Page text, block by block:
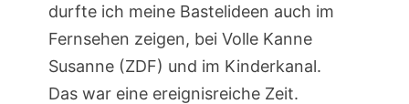
durfte ich meine Bastelideen auch im
Fernsehen zeigen, bei Volle Kanne
Susanne (ZDF) und im Kinderkanal.
Das war eine ereignisreiche Zeit.